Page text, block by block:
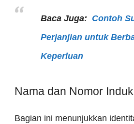
Baca Juga: Contoh
Perjanjian untuk
Keperluan
Nama dan Nomor
Bagian ini menunjukkan